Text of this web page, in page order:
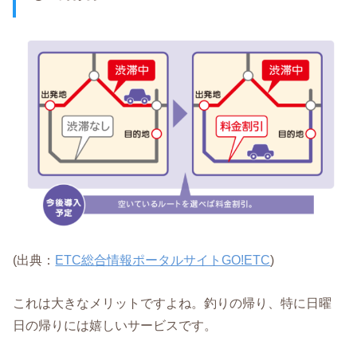
(出典： ETC総合情報ポータルサイトGO!ETC)
これは大きなメリットですよね。釣りの帰り、特に日曜
日の帰りには嬉しいサービスです。